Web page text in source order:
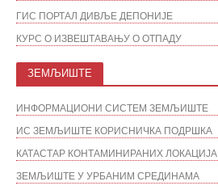
ГИС ПОРТАЛ ДИВЉЕ ДЕПОНИЈЕ
КУРС О ИЗВЕШТАВАЊУ О ОТПАДУ
ЗЕМЉИШТЕ
ИНФОРМАЦИОНИ СИСТЕМ ЗЕМЉИШТЕ
ИС ЗЕМЉИШТЕ КОРИСНИЧКА ПОДРШКА
КАТАСТАР КОНТАМИНИРАНИХ ЛОКАЦИЈА
ЗЕМЉИШТЕ У УРБАНИМ СРЕДИНАМА